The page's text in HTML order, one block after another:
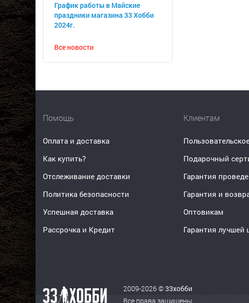
График работы в Майские
праздники магазина 33 Хобби
2024г.
Все новости
Помощь
Оплата и доставка
Как купить?
Отслеживание доставки
Политика безопасности
Успешная доставка
Рассрочка и Кредит
Клиентам
Подарочный
Гарантия
Гарантия и
Оптовикам
Гарантия лучшей
2009-2026 ©33хобби
Все права защищены